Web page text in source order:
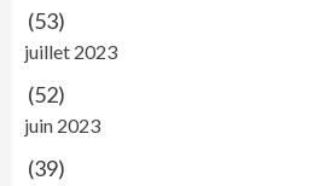
(53)
juillet 2023
(52)
juin 2023
(39)